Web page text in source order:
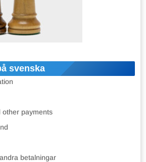
svenska
other payments
betalningar